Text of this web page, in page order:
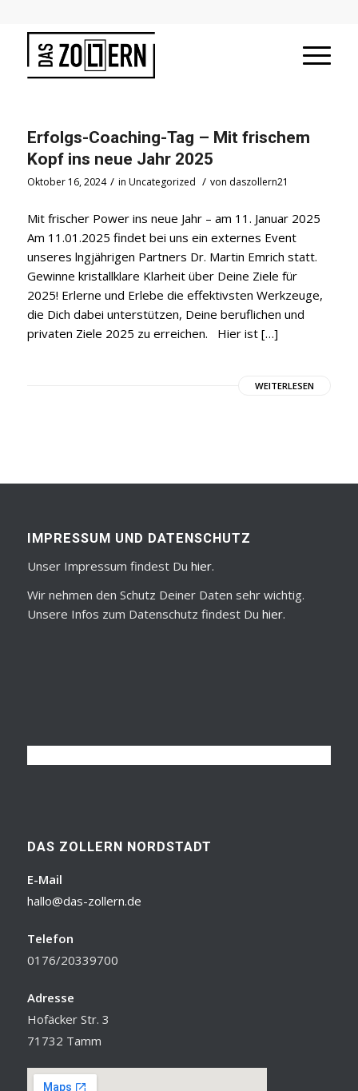
Erfolgs-Coaching-Tag – Mit frischem
Kopf ins neue Jahr 2025
Oktober 16, 2024 / in Uncategorized / von daszollern21
Mit frischer Power ins neue Jahr – am 11. Januar 2025
Am 11.01.2025 findet bei uns ein externes Event
unseres lngjährigen Partners Dr. Martin Emrich statt.
Gewinne kristallklare Klarheit über Deine Ziele für
2025! Erlerne und Erlebe die effektivsten Werkzeuge,
die Dich dabei unterstützen, Deine beruflichen und
privaten Ziele 2025 zu erreichen. Hier ist […]
WEITERLESEN
IMPRESSUM UND DATENSCHUTZ
Unser Impressum findest Du hier.
Wir nehmen den Schutz Deiner Daten sehr wichtig.
Unsere Infos zum Datenschutz findest Du hier.
DAS ZOLLERN NORDSTADT
E-Mail
hallo@das-zollern.de
Telefon
0176/20339700
Adresse
Hofäcker Str. 3
71732 Tamm